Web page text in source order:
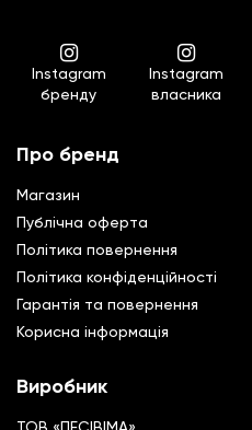
Instagram
бренду
Instagram
власника
Про бренд
Магазин
Публічна оферта
Політика повернення
Полiтика конфiденцiйностi
Гарантiя та повернення
Корисна інформація
Виробник